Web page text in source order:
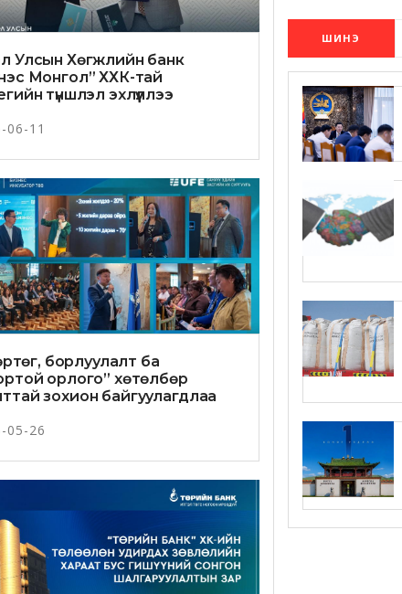
Улсын Хөгжлийн банк
Монгол” ХХК-тай
түншлэл эхлүүллээ
06-11
өртөг, борлуулалт ба
орлого” хөтөлбөр
зохион байгуулагдлаа
05-26
ШИНЭ